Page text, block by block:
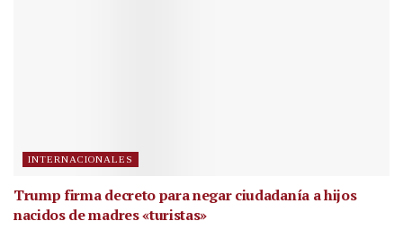
INTERNACIONALES
Trump firma decreto para negar ciudadanía a hijos
nacidos de madres «turistas»